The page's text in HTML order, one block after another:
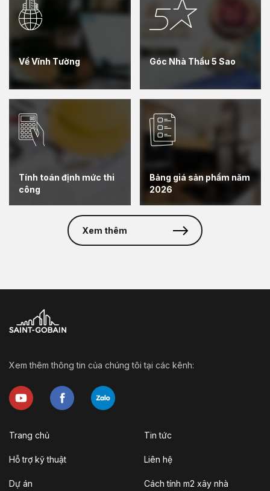
Về Vĩnh Tường Góc Nhà Thầu 5 Sao
Tính toán định mức thi
công
Bảng giá sản phẩm năm
2026
Xem thêm
Xem thêm thông tin của chúng tôi tại các kênh:
Trang chủ
Hỗ trợ kỹ thuật
Dự án
Tin tức
Liên hệ
Cách tính m2 xây nhà